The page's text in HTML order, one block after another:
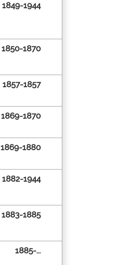
1849-1944
1850-1870
1857-1857
1869-1870
1869-1880
1882-1944
1883-1885
1885-...